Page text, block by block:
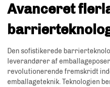
Avanceret
Den sofistikerede
leverandører af
revolutionerende fremskridt
emballageteknik. Teknologien